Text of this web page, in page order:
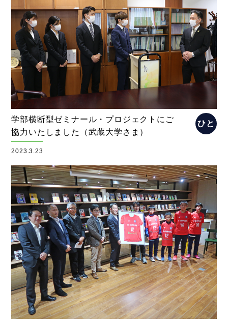
学部横断型ゼミナール・プロジェクトにご
協力いたしました（武蔵大学さま）
2023.3.23
ひと